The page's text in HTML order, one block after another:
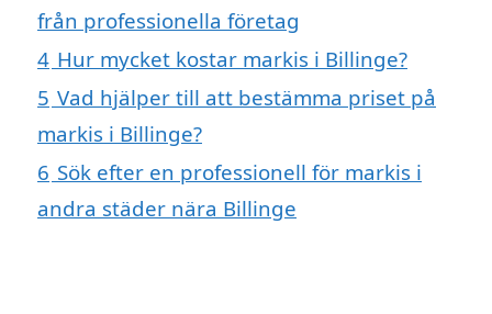
från professionella företag
4 Hur mycket kostar markis i Billinge?
5 Vad hjälper till att bestämma priset på
markis i Billinge?
6 Sök efter en professionell för markis i
andra städer nära Billinge